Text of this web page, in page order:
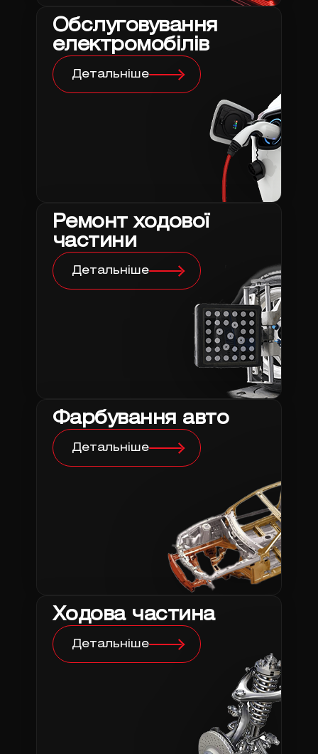
Обслуговування
електромобілів
Детальніше
Ремонт ходової
частини
Детальніше
Фарбування авто
Детальніше
Ходова частина
Детальніше